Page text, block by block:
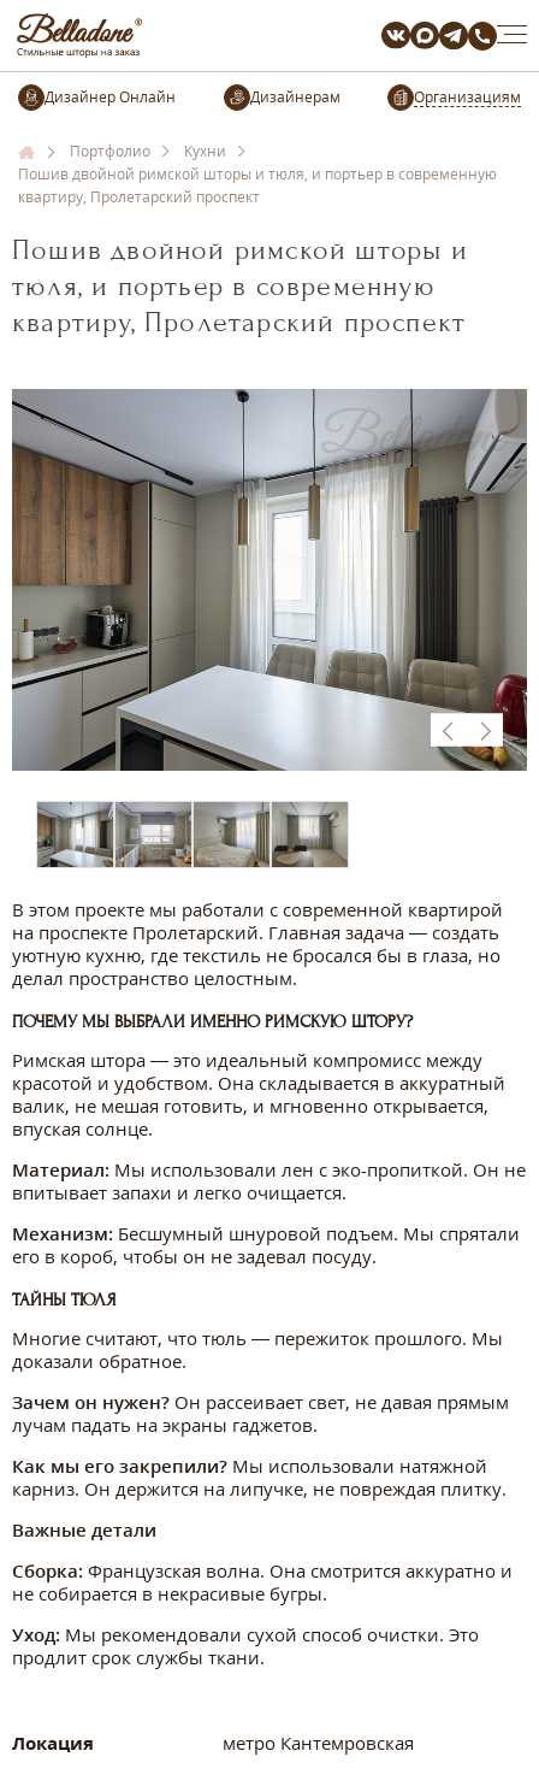
Организациям
Портфолио
Кухни
Пошив двойной римской шторы и тюля, и портьер в современную
квартиру, Пролетарский проспект
Пошив двойной римской шторы и
тюля, и портьер в современную
квартиру, Пролетарский проспект
В этом проекте мы работали с современной квартирой
на проспекте Пролетарский. Главная задача — создать
уютную кухню, где текстиль не бросался бы в глаза, но
делал пространство целостным.
ПОЧЕМУ МЫ ВЫБРАЛИ ИМЕННО РИМСКУЮ ШТОРУ?
Римская штора — это идеальный компромисс между
красотой и удобством. Она складывается в аккуратный
валик, не мешая готовить, и мгновенно открывается,
впуская солнце.
Материал: Мы использовали лен с эко-пропиткой. Он не
впитывает запахи и легко очищается.
Механизм: Бесшумный шнуровой подъем. Мы спрятали
его в короб, чтобы он не задевал посуду.
ТАЙНЫ ТЮЛЯ
Многие считают, что тюль — пережиток прошлого. Мы
доказали обратное.
Зачем он нужен? Он рассеивает свет, не давая прямым
лучам падать на экраны гаджетов.
Как мы его закрепили? Мы использовали натяжной
карниз. Он держится на липучке, не повреждая плитку.
Важные детали
Сборка: Французская волна. Она смотрится аккуратно и
не собирается в некрасивые бугры.
Уход: Мы рекомендовали сухой способ очистки. Это
продлит срок службы ткани.
Локация метро Кантемровская